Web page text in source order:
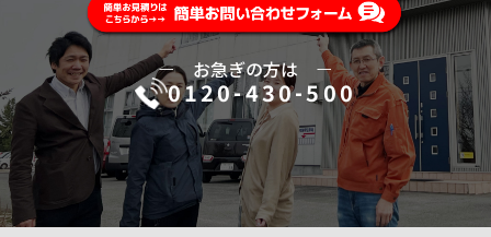
ーお急ぎの方は ー
0120-430-500